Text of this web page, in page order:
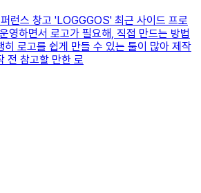
런스 창고 'LOGGGOS' 최근 사이드 프로
영하면서 로고가 필요해, 직접 만드는 방법
히 로고를 쉽게 만들 수 있는 툴이 많아 제작
전 참고할 만한 로